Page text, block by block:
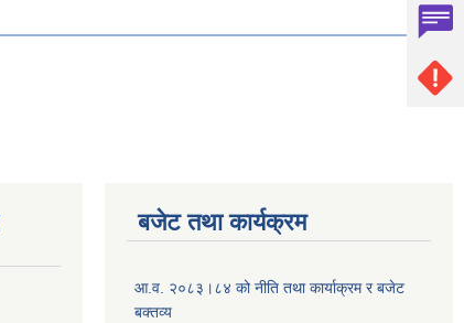
बजेट तथा कार्यक्रम
आ.व. २०८३।८४ को नीति तथा कार्याक्रम र बजेट
बक्तव्य